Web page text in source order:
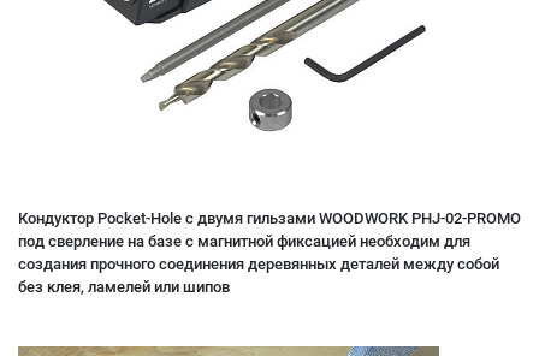
Кондуктор Pocket-Hole с двумя гильзами WOODWORK PHJ-02-PROMO
под сверление на базе с магнитной фиксацией необходим для
создания прочного соединения деревянных деталей между собой
без клея, ламелей или шипов